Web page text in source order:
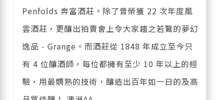
Penfolds 奔富酒莊。除了曾榮獲 22 次年度風
雲酒莊，更釀出拍賣會上令大家趨之若鶩的夢幻
逸品 - Grange。而酒莊從 1848 年成立至今只
有 4 位釀酒師，每位都擁有至少 10 年以上的經
驗，用最嫻熟的技術，釀造出百年如一日的及高